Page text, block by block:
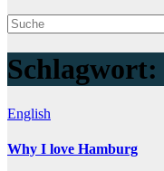
Schlagwort:
English
Why I love Hamburg